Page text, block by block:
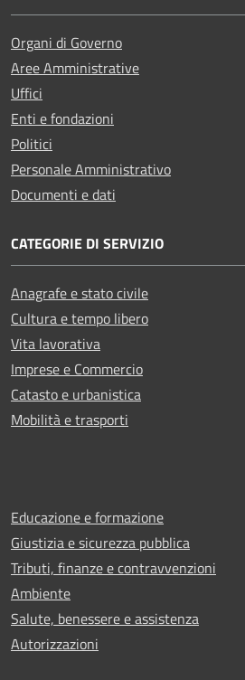
Organi di Governo
Aree Amministrative
Uffici
Enti e fondazioni
Politici
Personale Amministrativo
Documenti e dati
CATEGORIE DI SERVIZIO
Anagrafe e stato civile
Cultura e tempo libero
Vita lavorativa
Imprese e Commercio
Catasto e urbanistica
Mobilità e trasporti
Educazione e formazione
Giustizia e sicurezza pubblica
Tributi, finanze e contravvenzioni
Ambiente
Salute, benessere e assistenza
Autorizzazioni